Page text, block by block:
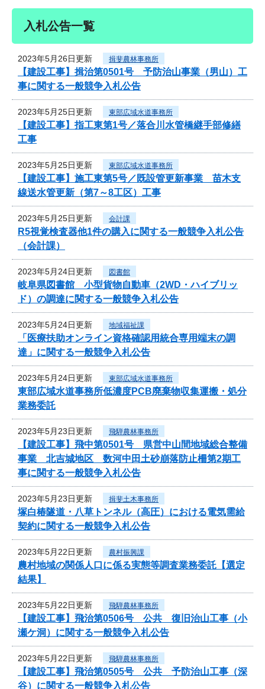
入札公告一覧
2023年5月26日更新 揖斐農林事務所
【建設工事】揖治第0501号 予防治山事業（男山）工
事に関する一般競争入札公告
2023年5月25日更新 東部広域水道事務所
【建設工事】指工東第1号／落合川水管橋継手部修繕
工事
2023年5月25日更新 東部広域水道事務所
【建設工事】施工東第5号／既設管更新事業 苗木支
線送水管更新（第7～8工区）工事
2023年5月25日更新 会計課
R5視覚検査器他1件の購入に関する一般競争入札公告
（会計課）
2023年5月24日更新 図書館
岐阜県図書館 小型貨物自動車（2WD・ハイブリッ
ド）の調達に関する一般競争入札公告
2023年5月24日更新 地域福祉課
「医療扶助オンライン資格確認用統合専用端末の調
達」に関する一般競争入札公告
2023年5月24日更新 東部広域水道事務所
東部広域水道事務所低濃度PCB廃棄物収集運搬・処分
業務委託
2023年5月23日更新 飛騨農林事務所
【建設工事】飛中第0501号 県営中山間地域総合整備
事業 北吉城地区 数河中田土砂崩落防止柵第2期工
事に関する一般競争入札公告
2023年5月23日更新 揖斐土木事務所
塚白椿隧道・八草トンネル（高圧）における電気需給
契約に関する一般競争入札公告
2023年5月22日更新 農村振興課
農村地域の関係人口に係る実態等調査業務委託【選定
結果】
2023年5月22日更新 飛騨農林事務所
【建設工事】飛治第0506号 公共 復旧治山工事（小
瀬ケ洞）に関する一般競争入札公告
2023年5月22日更新 飛騨農林事務所
【建設工事】飛治第0505号 公共 予防治山工事（深
谷）に関する一般競争入札公告